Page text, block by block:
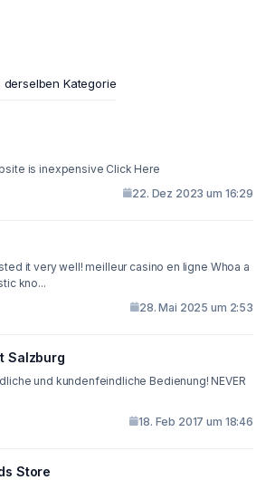
derselben Kategorie
is inexpensive Click Here
22. Dez 2023 um 16:29
it very well! meilleur casino en ligne Whoa a
kno...
28. Mai 2025 um 2:53
Salzburg
und kundenfeindliche Bedienung! NEVER
18. Feb 2017 um 18:46
Store